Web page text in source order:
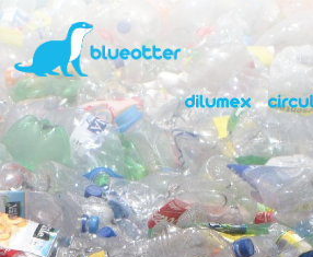
SOBRE
SERVIÇOS
NOTÍCIAS